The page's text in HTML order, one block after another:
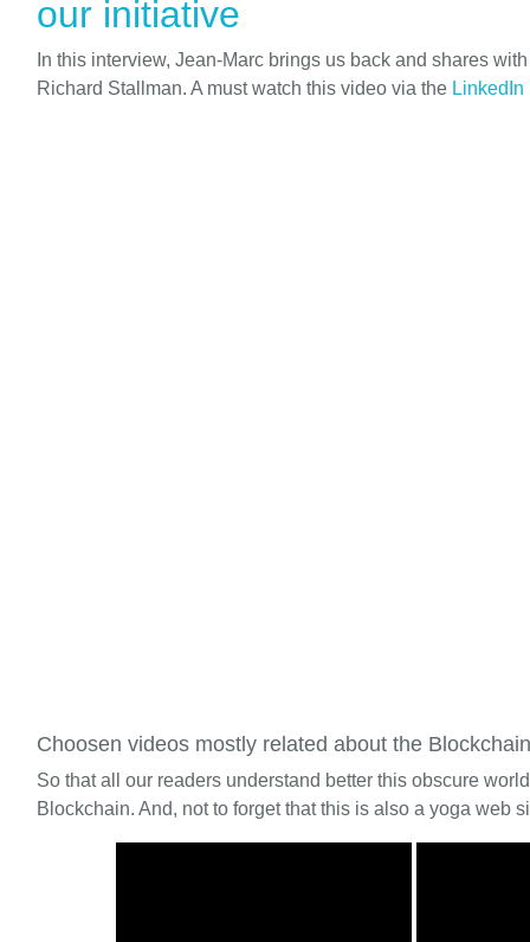
our initiative
In this interview, Jean-Marc brings us back and shares
Richard Stallman. A must watch this video via the LinkedIn
Choosen videos mostly related about the Blockchain
So that all our readers understand better this obscure
Blockchain. And, not to forget that this is also a yoga web